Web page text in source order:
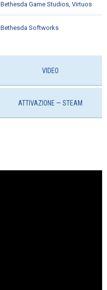
Bethesda Game Studios, Virtuos
Bethesda Softworks
VIDEO
ATTIVAZIONE — STEAM